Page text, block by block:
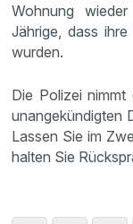
Wohnung
Jährige, dass
wurden.
Die Polizei
unangekündigten
Lassen Sie im
halten Sie